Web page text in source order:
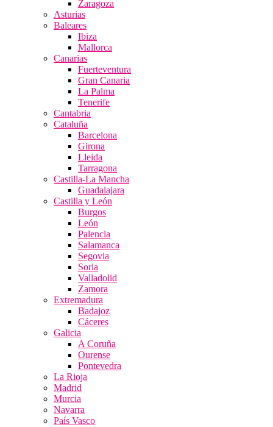
Zaragoza
Asturias
Baleares
Ibiza
Mallorca
Canarias
Fuerteventura
Gran Canaria
La Palma
Tenerife
Cantabria
Cataluña
Barcelona
Girona
Lleida
Tarragona
Castilla-La Mancha
Guadalajara
Castilla y León
Burgos
León
Palencia
Salamanca
Segovia
Soria
Valladolid
Zamora
Extremadura
Badajoz
Cáceres
Galicia
A Coruña
Ourense
Pontevedra
La Rioja
Madrid
Murcia
Navarra
País Vasco